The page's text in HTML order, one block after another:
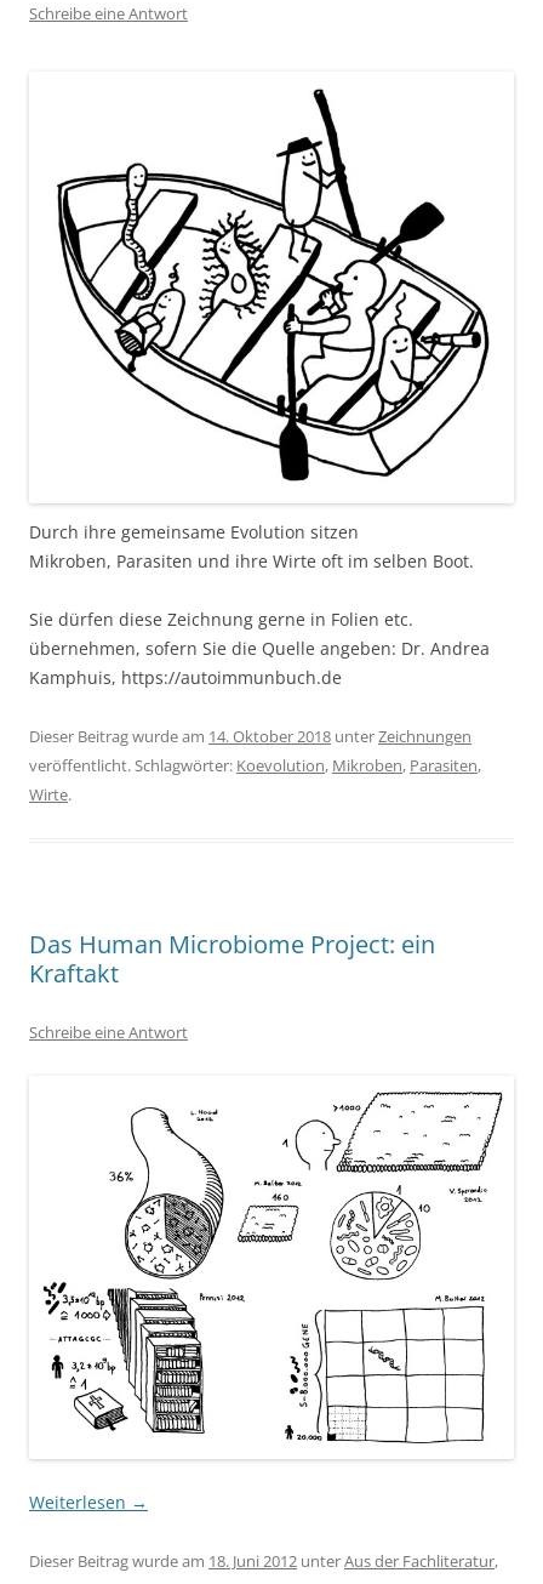
Schreibe eine Antwort
Durch ihre gemeinsame Evolution sitzen
Mikroben, Parasiten und ihre Wirte oft im selben Boot.
Sie dürfen diese Zeichnung gerne in Folien etc.
übernehmen, sofern Sie die Quelle angeben: Dr. Andrea
Kamphuis, https://autoimmunbuch.de
Dieser Beitrag wurde am 14. Oktober 2018 unterZeichnungen
veröffentlicht. Schlagwörter: Koevolution, Mikroben, Parasiten,
Wirte.
Das Human Microbiome Project: ein
Kraftakt
Schreibe eine Antwort
Weiterlesen →
Dieser Beitrag wurde am 18. Juni 2012 unterAus der Fachliteratur,